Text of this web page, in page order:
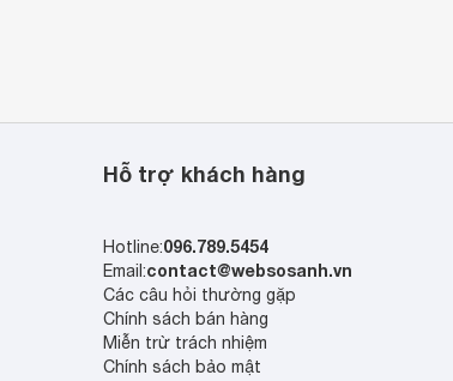
Hỗ trợ khách hàng
Hotline:096.789.5454
Email:contact@websosanh.vn
Các câu hỏi thường gặp
Chính sách bán hàng
Miễn trừ trách nhiệm
Chính sách bảo mật